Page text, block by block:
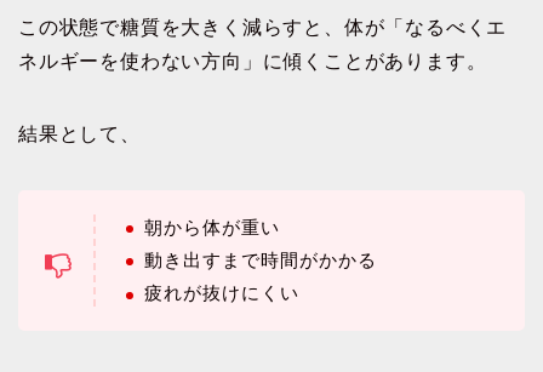
この状態で糖質を大きく減らすと、体が「なるべくエ
ネルギーを使わない方向」に傾くことがあります。
結果として、
朝から体が重い
動き出すまで時間がかかる
疲れが抜けにくい